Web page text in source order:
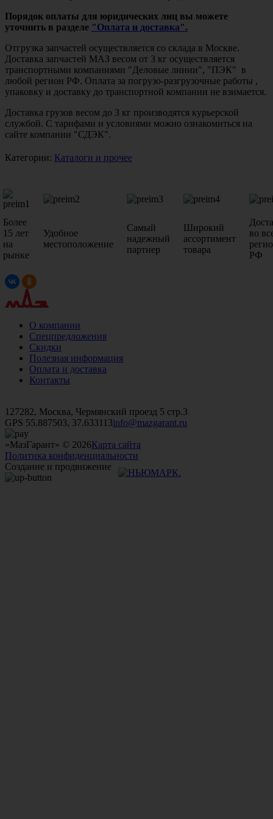
Порядок оплаты для юридических лиц вы можете
уточнить в разделе "Оплата и доставка".
Отгрузка запчастей осуществляется со склада в Москве.
Доставка запчастей МАЗ весом от 3 кг осуществляется
транспортными компаниями "Деловые линии", "ПЭК" в
любой регион РФ. Оплата за погрузо-разгрузочные работы ,
упаковку и доставку до транспортной компании не взимается.
Доставка грузов весом до 3 кг производятся курьерской
службой. С тарифами и условиями можно ознакомиться на
сайте компании "СДЭК".
Категории: Каталоги и прочее
Более
15 лет
на
рынке
Удобное
местоположение
Самый
надежный
партнер
Широкий
ассортимент
товара
во
РФ
О компании
Спецпредложения
Скидки
Полезная информация
Оплата и доставка
Контакты
127282, Москва, Чермянский проезд 5 стр.3
GPS 55.887503, 37.633113info@mazgarant.ru
«МазГарант» © 2026Карта сайта
Политика конфиденциальности
Создание и продвижение